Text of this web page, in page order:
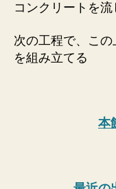
コンクリートを
次の工程で、こ
を組み立てる
本